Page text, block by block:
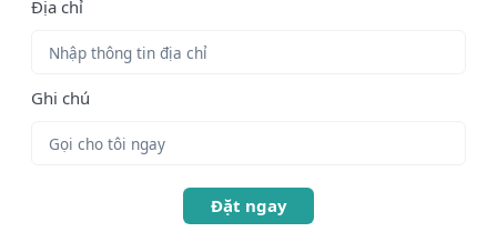
Địa chỉ
Ghi chú
Đặt ngay